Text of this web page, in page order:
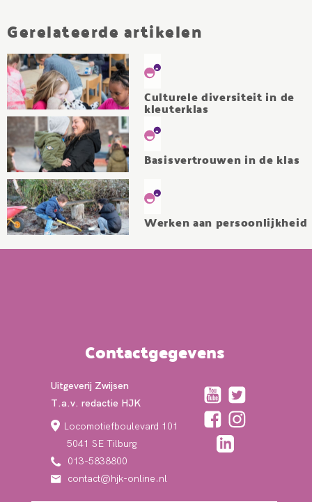
Gerelateerde artikelen
Culturele diversiteit in de
kleuterklas
Basisvertrouwen in de klas
Werken aan persoonlijkheid
Contactgegevens
Uitgeverij Zwijsen
T.a.v. redactie HJK
Locomotiefboulevard 101
5041 SE Tilburg
013-5838800
contact@hjk-online.nl